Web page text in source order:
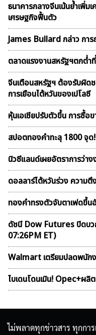
ธนาคารกลางจีนเน้นย้ำเพิ่ม
เศรษฐกิจฟื้นตัว
James Bullard กล่าว กา
ตลาดเเรงงานสหรัฐฯตกต่ำ
จีนเตือนสหรัฐฯ ต้องรับผิด
การเยือนไต้หวันของเปโลซี
หุ้นเอเชียปรับตัวขึ้น การซื้อ
สปอตทองคำทะลุ 1800 จุด
นิวซีแลนด์เผยอัตราการว่าง
ดอลลาร์ไต้หวันร่วง ความตึ
ทองคำทรงตัวจับตาเฟดขึ้น
ดัชนี Dow Futures ปิดบ
07:26PM ET)
Walmart เตรียมปลดพนัก
ไบเดนโดนเมิน! Opec+ผลิ
ไม่พลาดทุกข่าวสาร ทุกกา